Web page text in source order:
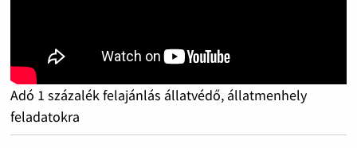
Adó 1 százalék felajánlás állatvédő, állatmenhely
feladatokra